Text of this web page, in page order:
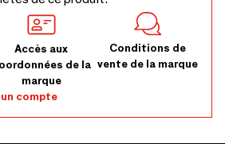
Accès aux
de la
marque
Conditions de
vente de la marque
un compte